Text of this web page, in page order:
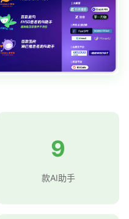
9
款AI助手